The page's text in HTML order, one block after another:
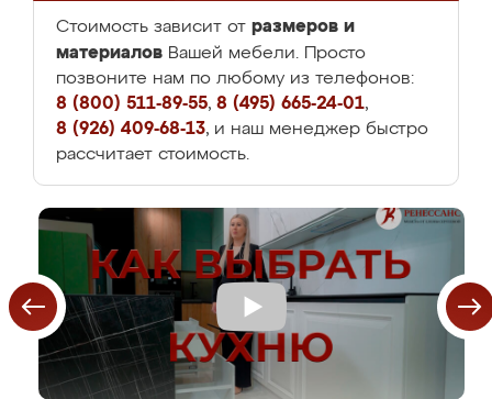
Стоимость зависит от размеров и
материалов Вашей мебели. Просто
позвоните нам по любому из телефонов:
8 (800) 511-89-55, 8 (495) 665-24-01,
8 (926) 409-68-13, и наш менеджер быстро
рассчитает стоимость.